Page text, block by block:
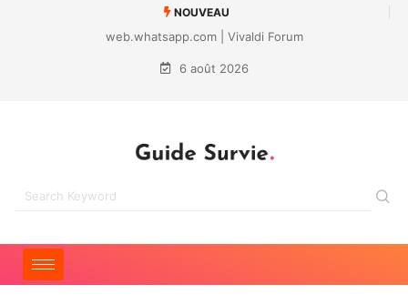
NOUVEAU
web.whatsapp.com | Vivaldi Forum
6 août 2026